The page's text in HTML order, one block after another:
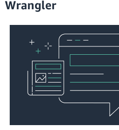
エディション
Wrangler